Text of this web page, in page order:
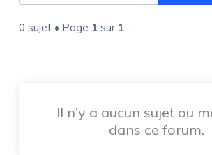
0 sujet • Page 1 sur 1
Il n’y a aucun sujet ou
dans ce forum.